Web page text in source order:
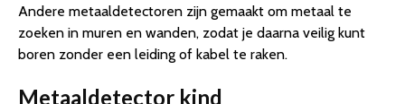
Andere metaaldetectoren zijn gemaakt om metaal te
zoeken in muren en wanden, zodat je daarna veilig kunt
boren zonder een leiding of kabel te raken.
Metaaldetector kind